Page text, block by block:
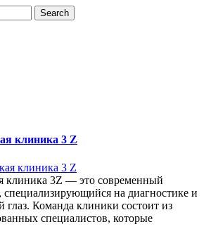
клиника 3 Z
клиника 3Z — это современный
на диагностике и
глаз. Команда клиники состоит из
специалистов, которые